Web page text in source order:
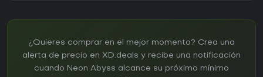
¿Quieres comprar en el mejor momento? Crea una
alerta de precio en XD.deals y recibe una notificación
cuando Neon Abyss alcance su próximo mínimo